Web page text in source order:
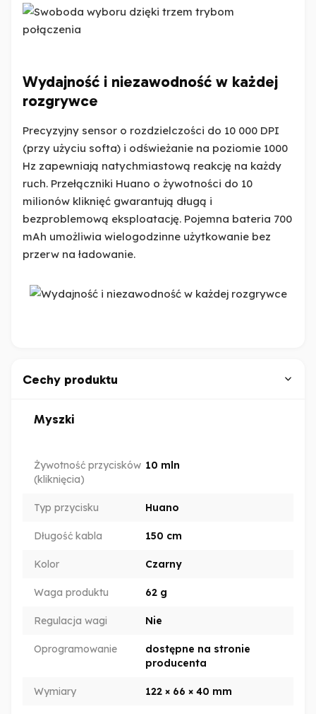
Wydajność i niezawodność w każdej
rozgrywce
Precyzyjny sensor o rozdzielczości do 10 000 DPI
(przy użyciu softa) i odświeżanie na poziomie 1000
Hz zapewniają natychmiastową reakcję na każdy
ruch. Przełączniki Huano o żywotności do 10
milionów kliknięć gwarantują długą i
bezproblemową eksploatację. Pojemna bateria 700
mAh umożliwia wielogodzinne użytkowanie bez
przerw na ładowanie.
Cechy produktu
Myszki
Żywotność przycisków
(kliknięcia)
10 mln
Typ przycisku Huano
Długość kabla 150 cm
Kolor Czarny
Waga produktu 62 g
Regulacja wagi Nie
Oprogramowanie
dostępne na stronie
producenta
Wymiary 122 × 66 × 40 mm